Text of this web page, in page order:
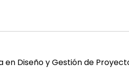
en Diseño y Gestión de